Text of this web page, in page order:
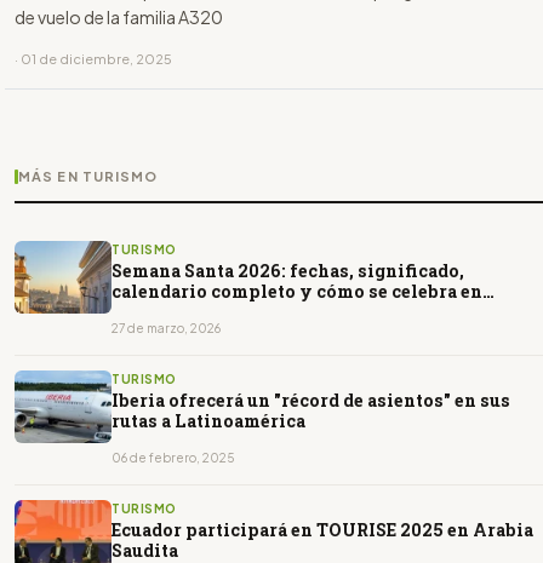
de vuelo de la familia A320
· 01 de diciembre, 2025
MÁS EN TURISMO
TURISMO
Semana Santa 2026: fechas, significado,
calendario completo y cómo se celebra en
27 de marzo, 2026
TURISMO
Iberia ofrecerá un "récord de asientos" en sus
rutas a Latinoamérica
06 de febrero, 2025
TURISMO
Ecuador participará en TOURISE 2025 en Arabia
Saudita